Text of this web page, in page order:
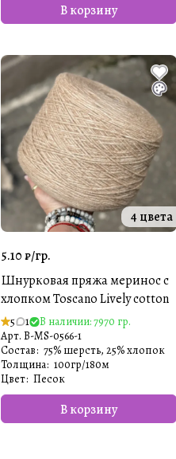
В корзину
4 цвета
5.10 ₽/гр.
Шнурковая пряжа меринос с
хлопком Toscano Lively cotton
5 1
В наличии: 7970 гр.
Арт. B-MS-0566-1
В корзину
Состав: 75% шерсть, 25% хлопок
Толщина: 100гр/180м
Цвет: Песок️